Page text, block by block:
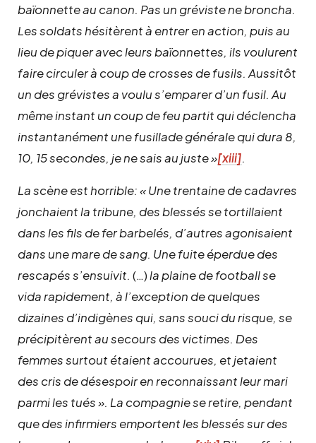
baïonnette au canon. Pas un gréviste ne broncha.
Les soldats hésitèrent à entrer en action, puis au
lieu de piquer avec leurs baïonnettes, ils voulurent
faire circuler à coup de crosses de fusils. Aussitôt
un des grévistes a voulu s’emparer d’un fusil. Au
même instant un coup de feu partit qui déclencha
instantanément une fusillade générale qui dura 8,
10, 15 secondes, je ne sais au juste »[xiii].
La scène est horrible: « Une trentaine de cadavres
jonchaient la tribune, des blessés se tortillaient
dans les fils de fer barbelés, d’autres agonisaient
dans une mare de sang. Une fuite éperdue des
rescapés s’ensuivit. (…) la plaine de football se
vida rapidement, à l’exception de quelques
dizaines d’indigènes qui, sans souci du risque, se
précipitèrent au secours des victimes. Des
femmes surtout étaient accourues, et jetaient
des cris de désespoir en reconnaissant leur mari
parmi les tués ». La compagnie se retire, pendant
que des infirmiers emportent les blessés sur des